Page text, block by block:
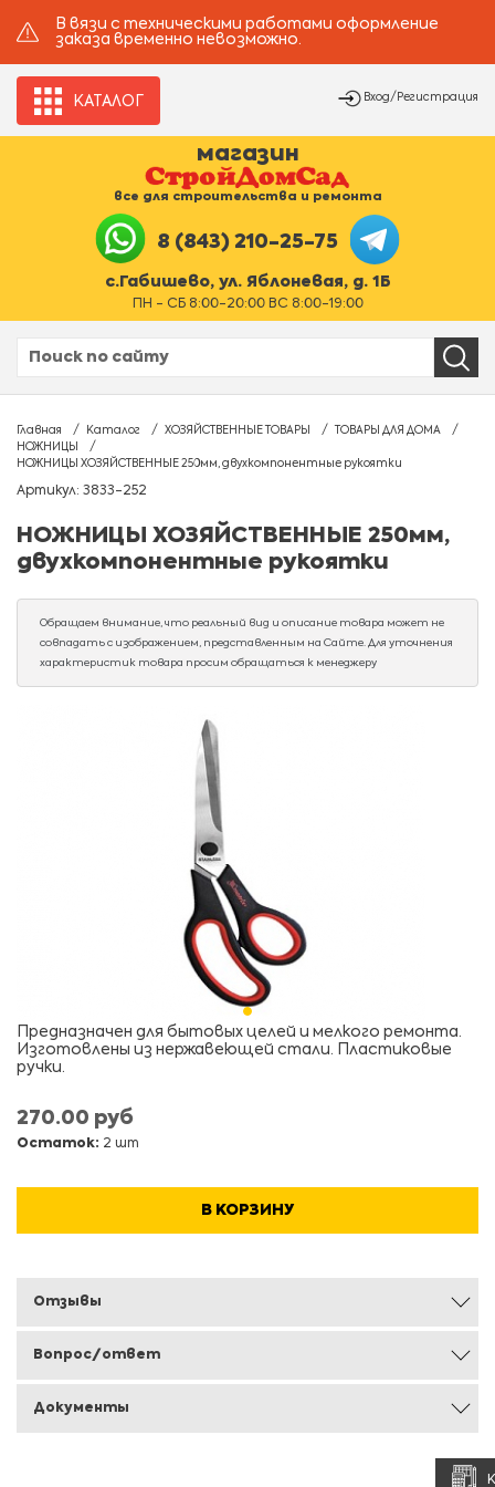
В вязи с техническими работами оформление
заказа временно невозможно.
КАТАЛОГ Вход/Регистрация
магазин
все для строительства и ремонта
8 (843) 210-25-75
с.Габишево, ул. Яблоневая, д. 1Б
ПН - СБ 8:00-20:00 ВС 8:00-19:00
Главная Каталог ХОЗЯЙСТВЕННЫЕ ТОВАРЫ
ТОВАРЫ ДЛЯ ДОМА
НОЖНИЦЫ
НОЖНИЦЫ ХОЗЯЙСТВЕННЫЕ 250мм, двухкомпонентные рукоятки
Артикул: 3833-252
НОЖНИЦЫ ХОЗЯЙСТВЕННЫЕ 250мм,
двухкомпонентные рукоятки
Обращаем внимание, что реальный вид и описание товара может не
совпадать с изображением, представленным на Сайте. Для уточнения
характеристик товара просим обращаться к менеджеру
Предназначен для бытовых целей и мелкого ремонта.
Изготовлены из нержавеющей стали. Пластиковые
ручки.
270.00 руб
Остаток: 2 шт
В КОРЗИНУ
Отзывы
Вопрос/ответ
Документы